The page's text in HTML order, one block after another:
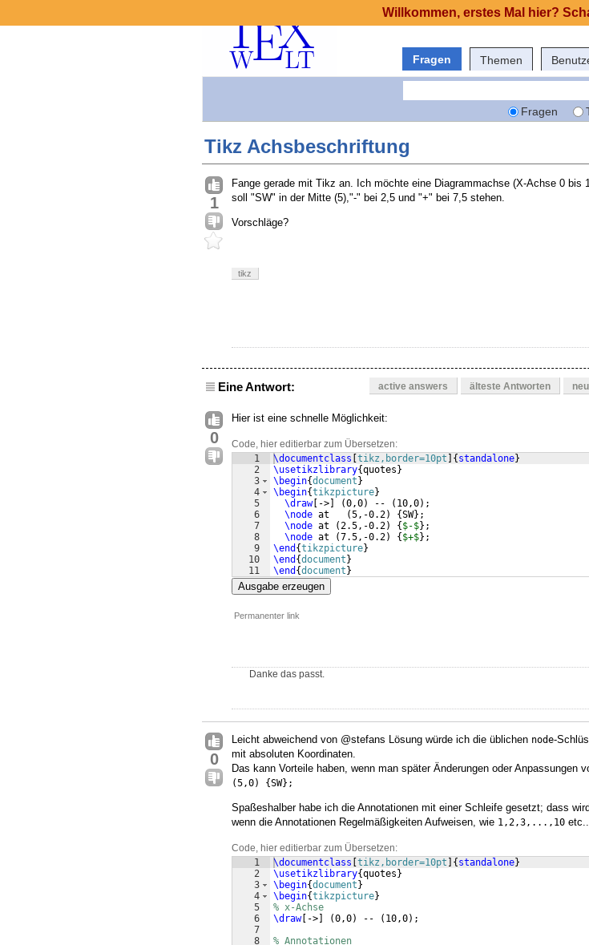
Fragen Themen
Fragen
Tikz Achsbeschriftung
1
Fange gerade mit Tikz an. Ich möchte eine Diagrammachse (X-Achse 0
soll "SW" in der Mitte (5),"-" bei 2,5 und "+" bei 7,5 stehen.
Vorschläge?
tikz
Eine Antwort: active answers älteste Antworten
0
Hier ist eine schnelle Möglichkeit:
Code, hier editierbar zum Übersetzen:
1
2
3
4
5
6
7
8
9
10
11
\documentclass tikz,border=10pt { standalone}
\usetikzlibrary{quotes }
\begin{document }
\begin{tikzpicture}
\draw[ -> (0,0) -- ( 10,0) ;
\node at (5,-0.2) {SW} ;
\node at (2.5,-0.2) { $-$} ;
\node at (7.5,-0.2) { $+$} ;
\end {tikzpicture}
\end {document }
\end {document }
Ausgabe erzeugen
Permanenter link
Danke das passt.
0
Leicht abweichend von @stefans Lösung würde ich die üblichen node-
mit absoluten Koordinaten.
Das kann Vorteile haben, wenn man später Änderungen oder Anpassungen
(5,0) {SW};
Spaßeshalber habe ich die Annotationen mit einer Schleife gesetzt; dass
wenn die Annotationen Regelmäßigkeiten Aufweisen, wie 1,2,3,...,10 etc..
Code, hier editierbar zum Übersetzen:
1
2
3
4
5
6
7
8
\documentclass tikz,border=10pt { standalone}
\usetikzlibrary{quotes }
\begin{document }
\begin{tikzpicture}
% x-Achse
\draw[ -> (0,0) -- ( 10,0) ;
% Annotationen
Willkommen, erstes Mal hier?